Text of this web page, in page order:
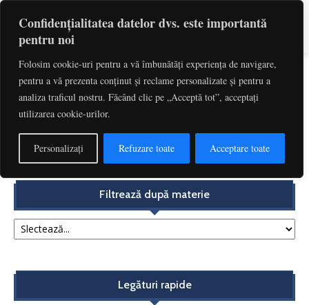
Confidențialitatea datelor dvs. este importantă
pentru noi
Folosim cookie-uri pentru a vă îmbunătăți experiența de navigare,
pentru a vă prezenta conținut și reclame personalizate și pentru a
analiza traficul nostru. Făcând clic pe „Acceptă tot”, acceptați
utilizarea cookie-urilor.
Personalizați Refuzare toate Acceptare toate
Etichetă: Negotia Futura
Aplicarea în timp a normelor privind clauzele abuzive.
Acțiunea în încetarea utilizării clauzelor abuzive...
Redactia - decembrie 4, 2017
Filtrează după materie
Legături rapide